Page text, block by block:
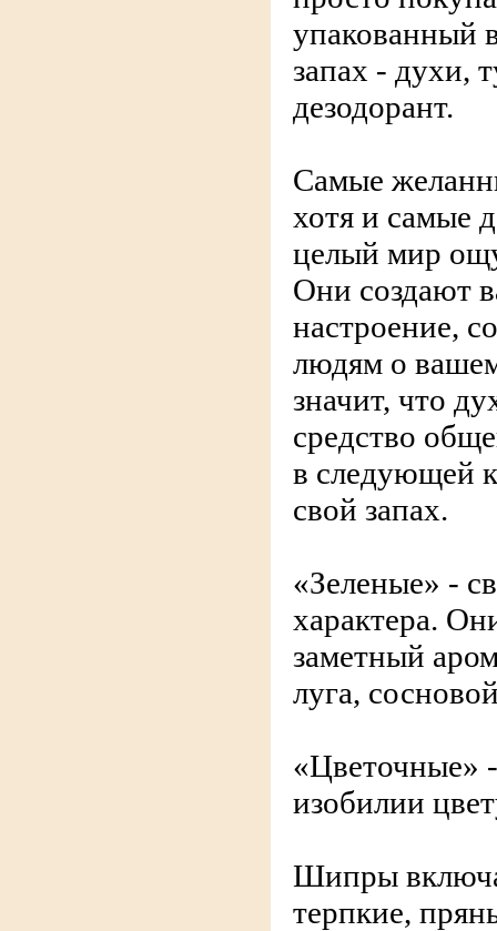
упакованный
запах - духи,
дезодорант.
Самые
хотя и самые
целый мир
Они создают
настроение,
людям о
значит, что
средство
в следующей
свой запах.
«Зеленые» -
характера.
заметный
луга,
«Цветочные»
изобилии
Шипры
терпкие,